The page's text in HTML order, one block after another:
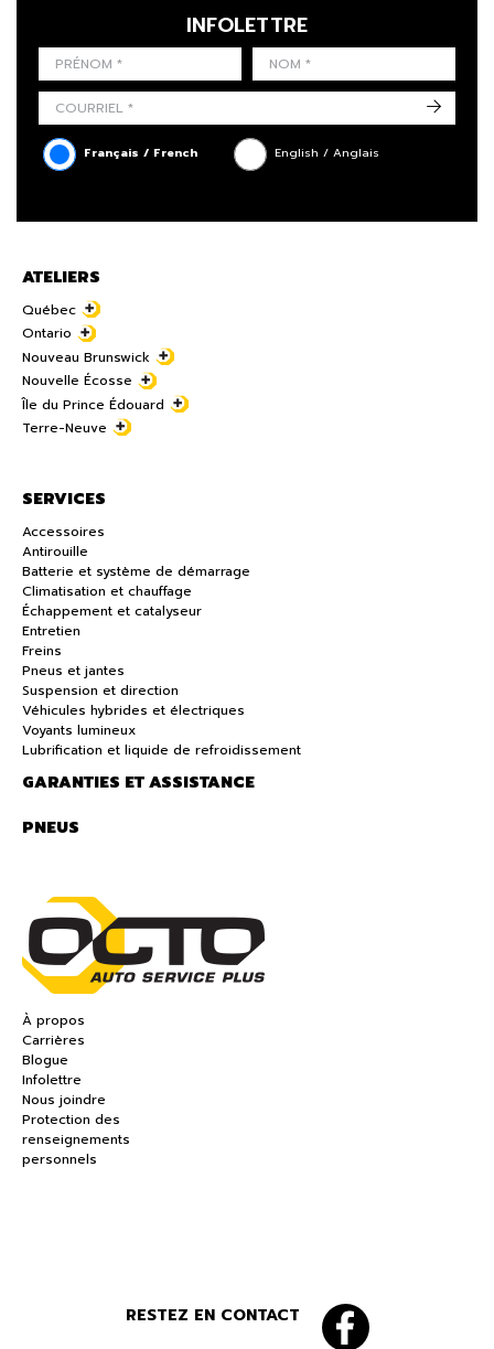
PRÉNOM
LAST NAME
INFOLETTRE
LANGUE
Français / French English / Anglais
->
ATELIERS
Québec
Ontario
Nouveau Brunswick
Nouvelle Écosse
Île du Prince Édouard
Terre-Neuve
SERVICES
Accessoires
Antirouille
Batterie et système de démarrage
Climatisation et chauffage
Échappement et catalyseur
Entretien
Freins
Pneus et jantes
Suspension et direction
Véhicules hybrides et électriques
Voyants lumineux
Lubrification et liquide de refroidissement
GARANTIES ET ASSISTANCE
PNEUS
À propos
Carrières
Blogue
Infolettre
Nous joindre
Protection des
renseignements
personnels
RESTEZ EN CONTACT